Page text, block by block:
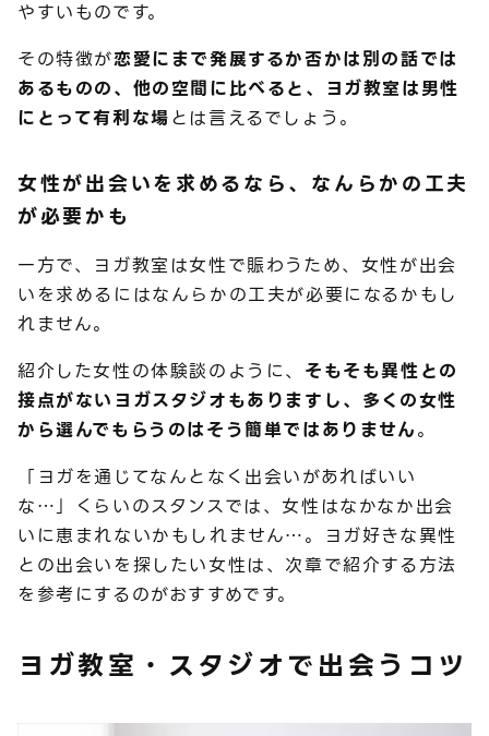
やすいものです。
その特徴が恋愛にまで発展するか否かは別の話では
あるものの、他の空間に比べると、ヨガ教室は男性
にとって有利な場とは言えるでしょう。
女性が出会いを求めるなら、なんらかの工夫
が必要かも
一方で、ヨガ教室は女性で賑わうため、女性が出会
いを求めるにはなんらかの工夫が必要になるかもし
れません。
紹介した女性の体験談のように、 そもそも異性との
接点がないヨガスタジオもありますし、多くの女性
から選んでもらうのはそう簡単ではありません。
「ヨガを通じてなんとなく出会いがあればいい
な…」くらいのスタンスでは、女性はなかなか出会
いに恵まれないかもしれません…。ヨガ好きな異性
との出会いを探したい女性は、次章で紹介する方法
を参考にするのがおすすめです。
ヨガ教室・スタジオで出会うコツ